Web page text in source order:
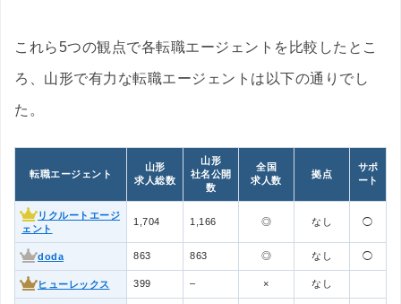
これら5つの観点で各転職エージェントを比較したとこ
ろ、山形で有力な転職エージェントは以下の通りでし
た。
転職エージェント
山形
求人総数
山形
社名公開
数
全国
求人数
拠点
サポ
ート
リクルートエージ
ェント
1,704 1,166 ◎ なし ◯
doda 863 863 ◎ なし ◯
ヒューレックス 399 – × なし